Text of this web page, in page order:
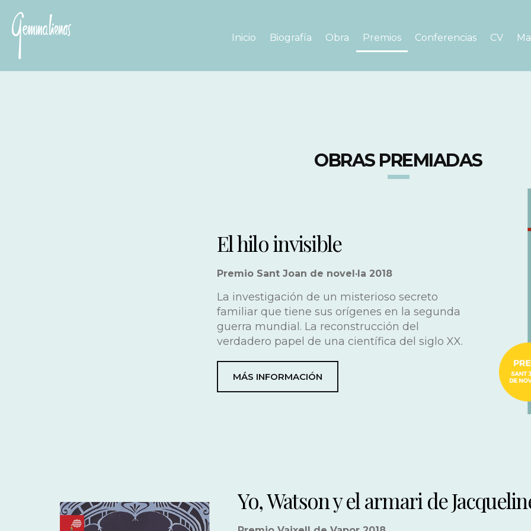
Inicio Biografía Obra Premios Conferencias CV
OBRAS PREMIADAS
El hilo invisible
Premio Sant Joan de novel·la 2018
La investigación de un misterioso secreto
familiar que tiene sus orígenes en la segunda
guerra mundial. La reconstrucción del
verdadero papel de una científica del siglo XX.
MÁS INFORMACIÓN
Yo, Watson y el armari de